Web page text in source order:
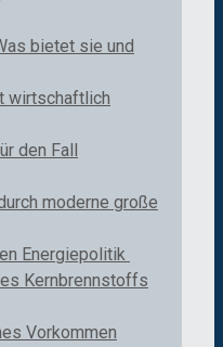
bietet sie und
wirtschaftlich
den Fall
moderne große
Energiepolitik
Kernbrennstoffs
Vorkommen